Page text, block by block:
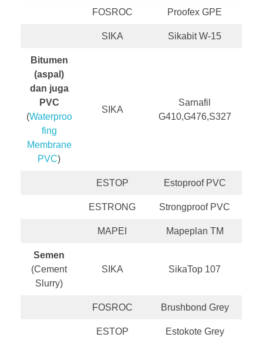
FOSROC Proofex GPE
SIKA Sikabit W-15
Bitumen
(aspal)
dan juga
PVC
(Waterproo
fing
Membrane
PVC)
SIKA
Sarnafil
G410,G476,S327
ESTOP Estoproof PVC
ESTRONG Strongproof PVC
MAPEI Mapeplan TM
Semen
(Cement
Slurry)
SIKA SikaTop 107
FOSROC Brushbond Grey
ESTOP Estokote Grey